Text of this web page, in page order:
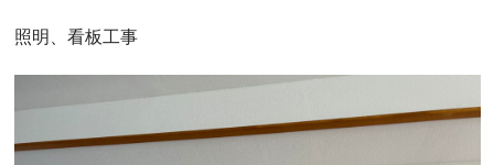
照明、看板工事